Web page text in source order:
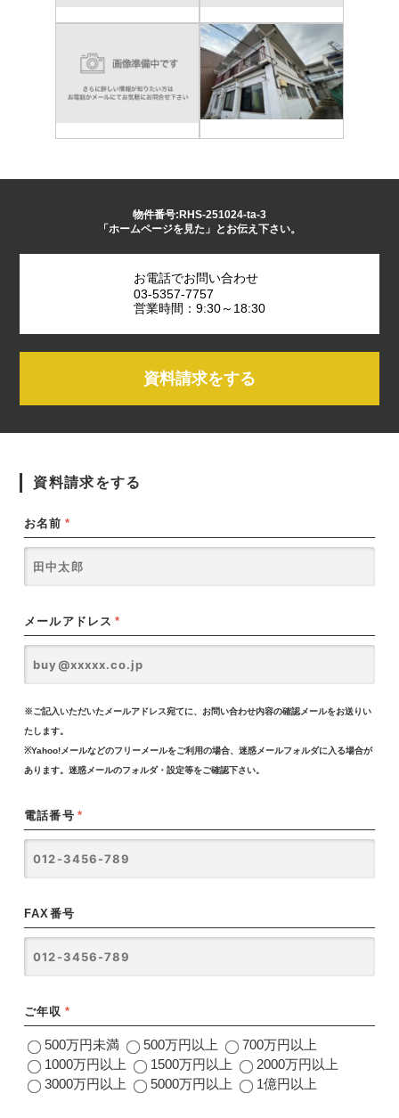
物件番号:RHS-251024-ta-3
「ホームページを見た」とお伝え下さい。
お電話でお問い合わせ
03-5357-7757
営業時間：9:30～18:30
資料請求をする
資料請求をする
お名前 *
メールアドレス *
※ご記入いただいたメールアドレス宛てに、お問い合わせ内容の確認メールをお送りい
たします。
※Yahoo!メールなどのフリーメールをご利用の場合、迷惑メールフォルダに入る場合が
あります。迷惑メールのフォルダ・設定等をご確認下さい。
電話番号 *
FAX番号
ご年収 *
500万円未満 500万円以上
700万円以上
1000万円以上
1500万円以上
2000万円以上
3000万円以上
5000万円以上 1億円以上